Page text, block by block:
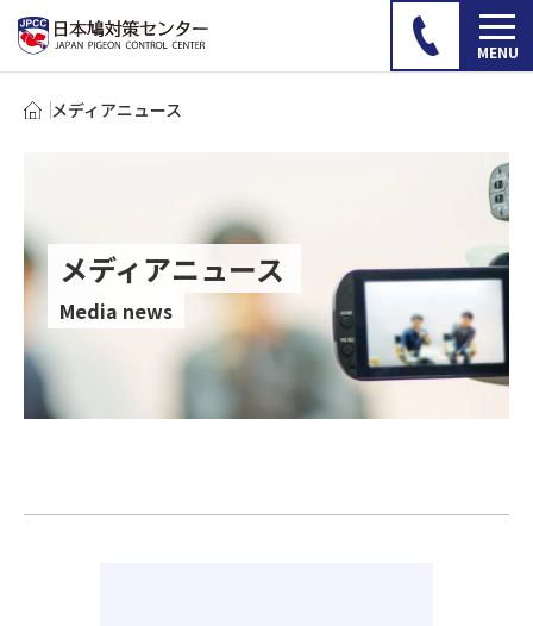
メディアニュース
メディアニュース
Media news